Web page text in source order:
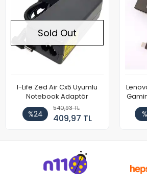
Sold Out
I-Life Zed Air Cx5 Uyumlu
Notebook Adaptör
%24
540,93 TL
409,97 TL